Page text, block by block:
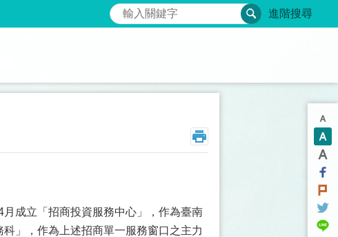
搜尋 進階搜尋
成立「招商投資服務中心」，作為臺南
」，作為上述招商單一服務窗口之主力